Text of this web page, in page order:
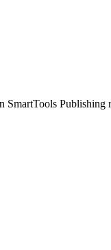
SmartTools Publishing